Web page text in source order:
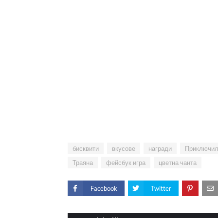
бисквити вкусове награди
Траяна
фейсбук игра цветна чанта
Facebook Twitter